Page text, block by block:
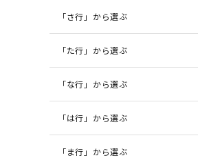
「さ行」から選ぶ
「た行」から選ぶ
「な行」から選ぶ
「は行」から選ぶ
「ま行」から選ぶ